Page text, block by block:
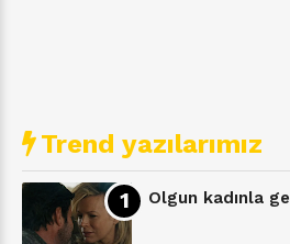
Trend yazılarımız
Olgun kadınla